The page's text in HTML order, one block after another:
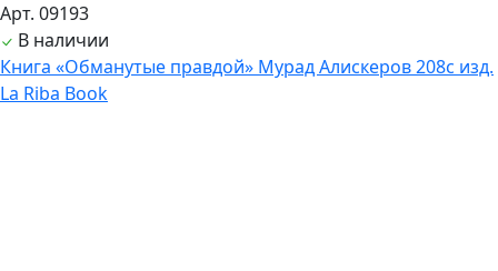
Арт. 09193
В наличии
Книга «Обманутые правдой» Мурад Алискеров 208с изд.
La Riba Book